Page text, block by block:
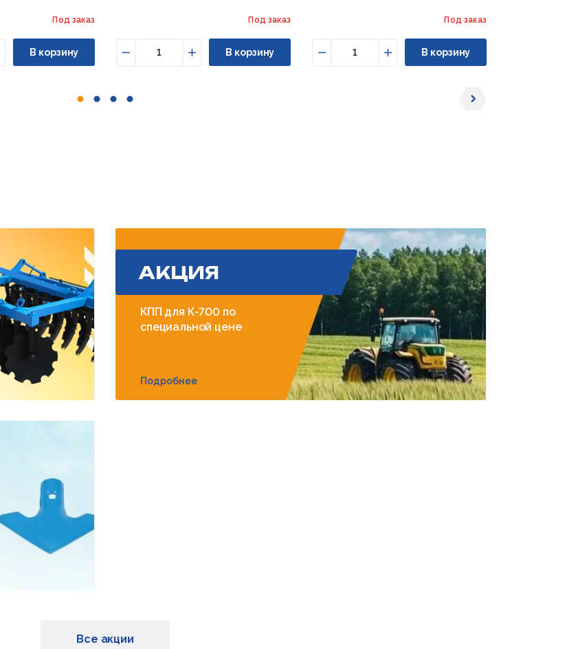
Под заказ
Увеличить
В корзину
Под заказ
Увеличить
В корзину
Под заказ
Увеличить
В корзину
АКЦИЯ
КПП для К-700 по
специальной цене
Подробнее
Все акции